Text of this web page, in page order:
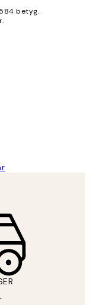
betyg.